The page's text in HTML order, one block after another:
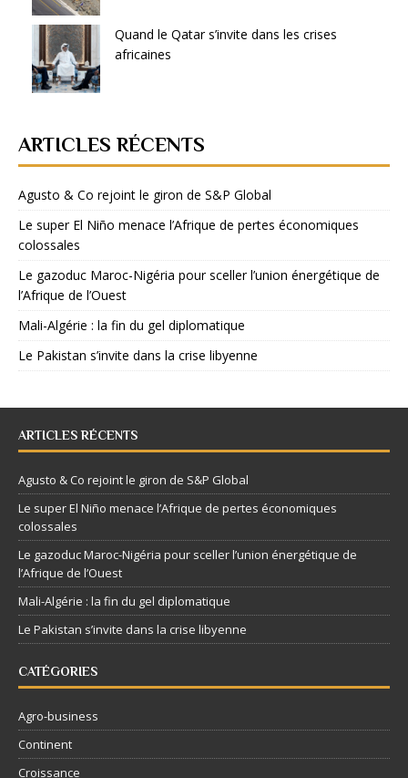
Quand le Qatar s’invite dans les crises
africaines
ARTICLES RÉCENTS
Agusto & Co rejoint le giron de S&P Global
Le super El Niño menace l’Afrique de pertes économiques
colossales
Le gazoduc Maroc-Nigéria pour sceller l’union énergétique de
l’Afrique de l’Ouest
Mali-Algérie : la fin du gel diplomatique
Le Pakistan s’invite dans la crise libyenne
ARTICLES RÉCENTS
Agusto & Co rejoint le giron de S&P Global
Le super El Niño menace l’Afrique de pertes économiques
colossales
Le gazoduc Maroc-Nigéria pour sceller l’union énergétique de
l’Afrique de l’Ouest
Mali-Algérie : la fin du gel diplomatique
Le Pakistan s’invite dans la crise libyenne
CATÉGORIES
Agro-business
Continent
Croissance